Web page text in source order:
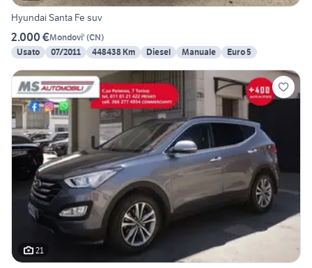
Hyundai Santa Fe suv
2.000 €Mondovi' (CN)
Usato
07/2011 448438 Km Diesel Manuale Euro 5
21